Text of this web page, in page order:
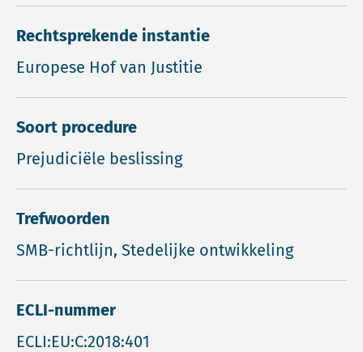
Rechtsprekende instantie
Europese Hof van Justitie
Soort procedure
Prejudiciële beslissing
Trefwoorden
SMB-richtlijn, Stedelijke ontwikkeling
ECLI-nummer
ECLI:EU:C:2018:401